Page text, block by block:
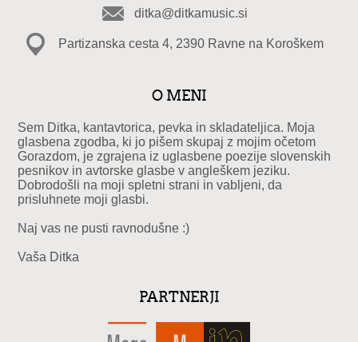
ditka@ditkamusic.si
Partizanska cesta 4, 2390 Ravne na Koroškem
O MENI
Sem Ditka, kantavtorica, pevka in skladateljica. Moja
glasbena zgodba, ki jo pišem skupaj z mojim očetom
Gorazdom, je zgrajena iz uglasbene poezije slovenskih
pesnikov in avtorske glasbe v angleškem jeziku.
Dobrodošli na moji spletni strani in vabljeni, da
prisluhnete moji glasbi.
Naj vas ne pusti ravnodušne :)
Vaša Ditka
PARTNERJI